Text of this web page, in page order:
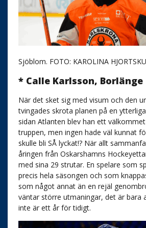
Sjöblom. FOTO: KAROLINA
* Calle Karlsson, Borlänge
När det sket sig med visum och den
tvingades skrota planen på en
sidan Atlanten blev han ett
truppen, men ingen hade väl kunnat
skulle bli SÅ lyckat!? När allt
åringen från Oskarshamns
med sina 29 strutar. En spelare som
precis hela säsongen och som
som något annat än en rejäl
väntar större utmaningar, det är bara
inte är ett år för tidigt.